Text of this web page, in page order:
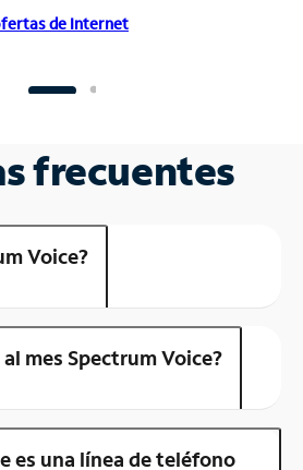
de Internet
frecuentes
Voice?
mes Spectrum Voice?
es una línea de teléfono